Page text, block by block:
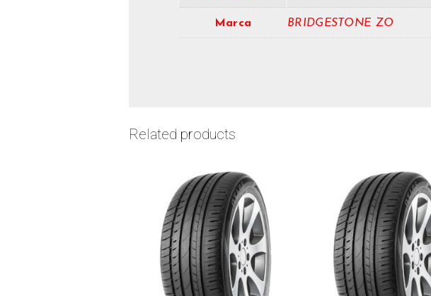
Marca BRIDGESTONE ZO
Related products